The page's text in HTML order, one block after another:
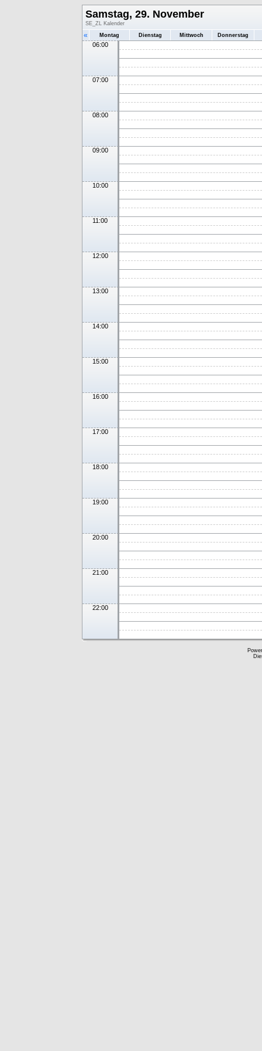
Samstag, 29. November
SE_ZL Kalender
« Montag Dienstag Mittwoch Donnerstag
06:00
07:00
08:00
09:00
10:00
11:00
12:00
13:00
14:00
15:00
16:00
17:00
18:00
19:00
20:00
21:00
22:00